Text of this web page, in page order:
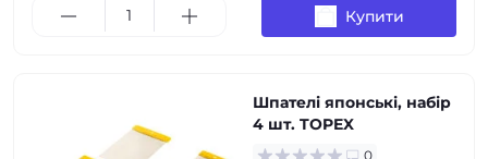
Купити
Шпателі японські, набір
4 шт. TOPEX
0